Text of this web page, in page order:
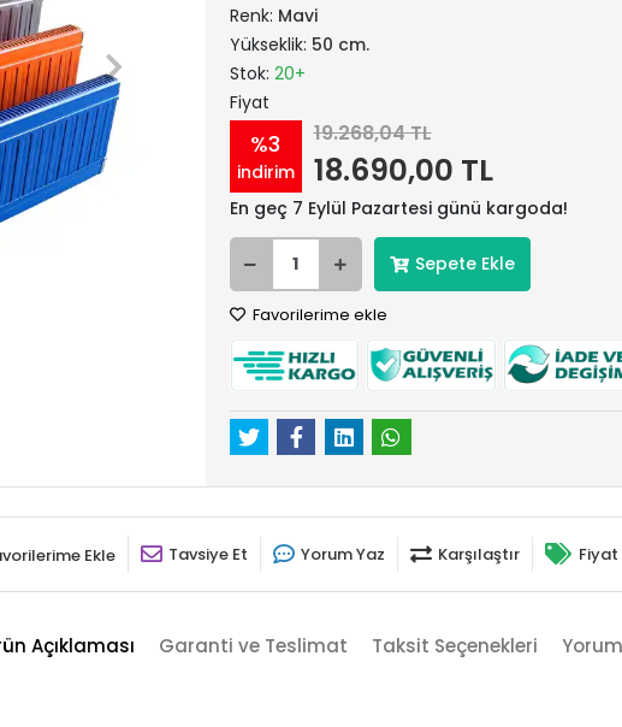
Renk: Mavi
Yükseklik: 50 cm.
Stok: 20+
Fiyat
%3
indirim
19.268,04 TL
18.690,00 TL
En geç 7 Eylül Pazartesi günü kargoda!
Sepete Ekle
Favorilerime ekle
Ekle Tavsiye Et Yorum Yaz Karşılaştır Fiyat
Açıklaması Garanti ve Teslimat Taksit Seçenekleri